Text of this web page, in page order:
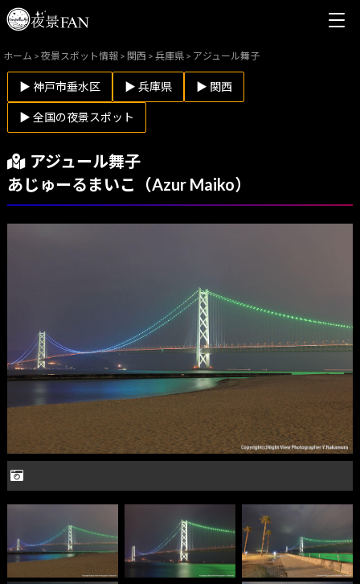
ホーム >夜景スポット情報 > 関西 >兵庫県 > アジュール舞子
▶ 神戸市垂水区 ▶ 兵庫県 ▶ 関西
▶ 全国の夜景スポット
アジュール舞子
あじゅーるまいこ（Azur Maiko）